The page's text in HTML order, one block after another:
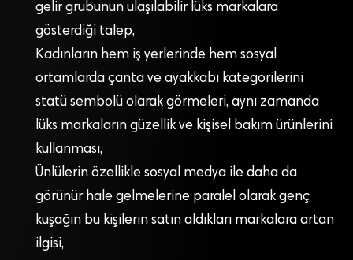
gelir grubunun ulaşılabilir lüks markalara
gösterdiği talep,
Kadınların hem iş yerlerinde hem sosyal
ortamlarda çanta ve ayakkabı kategorilerini
statü sembolü olarak görmeleri, aynı zamanda
lüks markaların güzellik ve kişisel bakım ürünlerini
kullanması,
Ünlülerin özellikle sosyal medya ile daha da
görünür hale gelmelerine paralel olarak genç
kuşağın bu kişilerin satın aldıkları markalara artan
ilgisi,